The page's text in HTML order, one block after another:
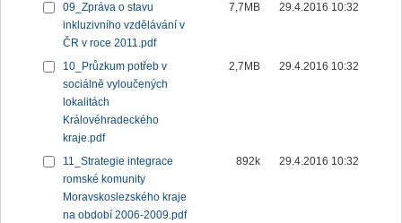
09_Zpráva o stavu
inkluzivního vzdělávání v
ČR v roce 2011.pdf
7,7MB 29.4.2016 10:32
10_Průzkum potřeb v
sociálně vyloučených
lokalitách
Královéhradeckého
kraje.pdf
2,7MB 29.4.2016 10:32
11_Strategie integrace
romské komunity
Moravskoslezského kraje
na období 2006-2009.pdf
892k 29.4.2016 10:32